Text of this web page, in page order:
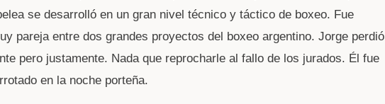
se desarrolló en un gran nivel técnico y táctico de boxeo. Fue
pareja entre dos grandes proyectos del boxeo argentino. Jorge perdió
pero justamente. Nada que reprocharle al fallo de los jurados. Él fue
en la noche porteña.